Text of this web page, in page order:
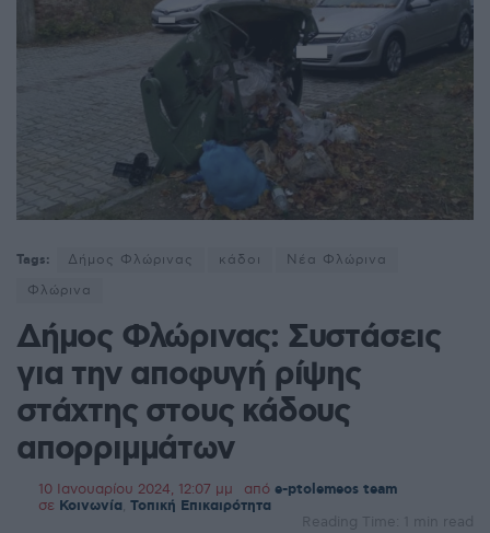
Tags: Δήμος Φλώρινας κάδοι
Νέα Φλώρινα
Φλώρινα
Δήμος Φλώρινας: Συστάσεις
για την αποφυγή ρίψης
στάχτης στους κάδους
απορριμμάτων
10 Ιανουαρίου 2024, 12:07 μμ από e-ptolemeos team
σε Κοινωνία Τοπική Επικαιρότητα
Reading Time: 1 min read